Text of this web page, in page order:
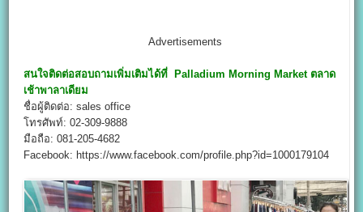
Advertisements
สนใจติดต่อสอบถามเพิ่มเติมได้ที่ Palladium Morning Market ตลาด
เช้าพาลาเดียม
ชื่อผู้ติดต่อ: sales office
โทรศัพท์: 02-309-9888
มือถือ: 081-205-4682
Facebook: https://www.facebook.com/profile.php?id=1000179104